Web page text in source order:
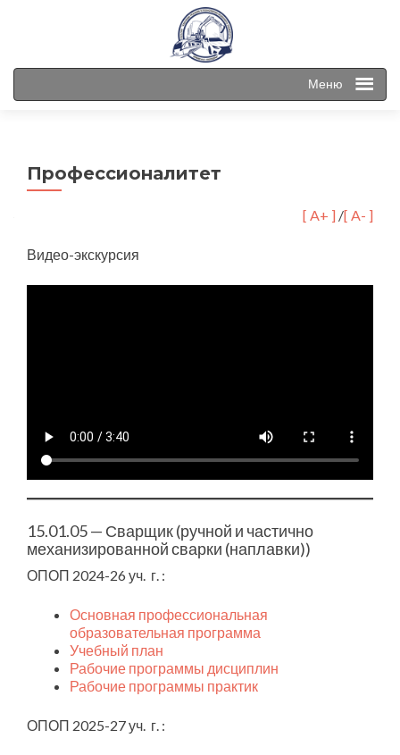
Меню
Профессионалитет
[ A+ ] /[ A- ]
Видео-экскурсия
15.01.05 — Сварщик (ручной и частично
механизированной сварки (наплавки))
ОПОП 2024-26 уч. г. :
Основная профессиональная
образовательная программа
Учебный план
Рабочие программы дисциплин
Рабочие программы практик
ОПОП 2025-27 уч. г. :